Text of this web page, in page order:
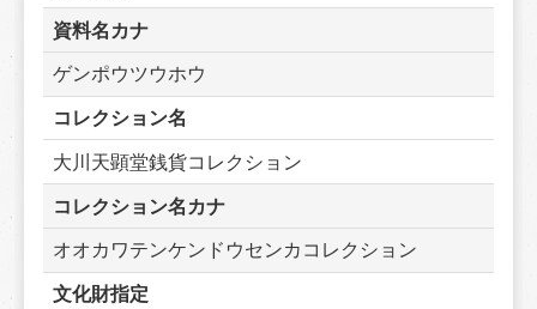
資料名カナ
ゲンポウツウホウ
コレクション名
大川天顕堂銭貨コレクション
コレクション名カナ
オオカワテンケンドウセンカコレクション
文化財指定